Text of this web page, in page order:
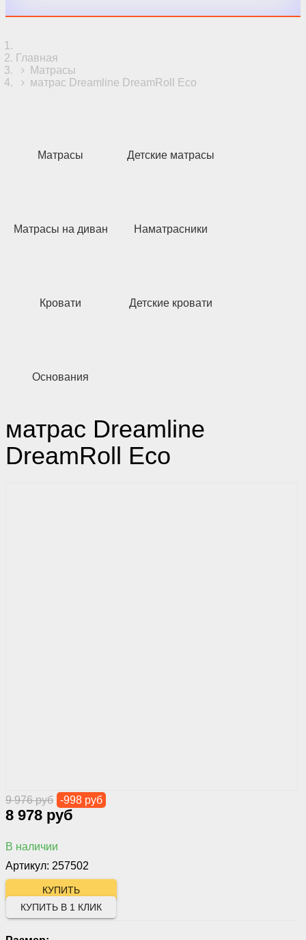
Главная
Матрасы
матрас Dreamline DreamRoll Eco
Матрасы Детские матрасы
Матрасы на диван Наматрасники
Кровати Детские кровати
Основания
матрас Dreamline
DreamRoll Eco
9 976 руб -998 руб
8 978 руб
В наличии
Артикул: 257502
КУПИТЬ В 1 КЛИК